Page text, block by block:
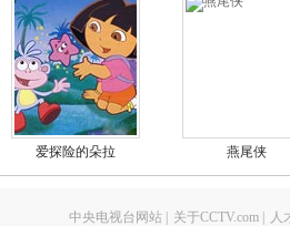
爱探险的朵拉 燕尾侠
中央电视台网站 关于CCTV.com 人